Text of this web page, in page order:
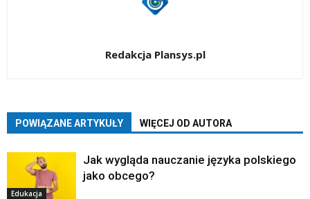
Redakcja Plansys.pl
POWIĄZANE ARTYKUŁY WIĘCEJ OD AUTORA
Edukacja
Jak wygląda nauczanie języka polskiego
jako obcego?